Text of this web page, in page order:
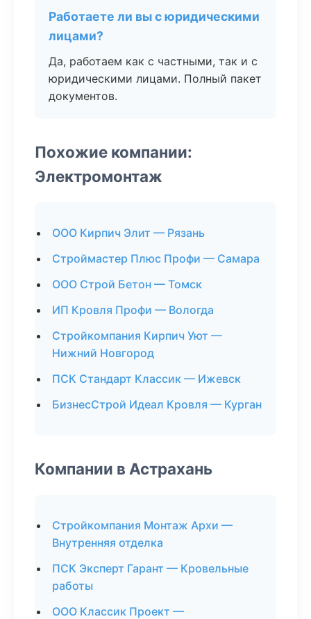
Работаете ли вы с юридическими
лицами?
Да, работаем как с частными, так и с
юридическими лицами. Полный пакет
документов.
Похожие компании:
Электромонтаж
ООО Кирпич Элит — Рязань
Строймастер Плюс Профи — Самара
ООО Строй Бетон — Томск
ИП Кровля Профи — Вологда
Стройкомпания Кирпич Уют —
Нижний Новгород
ПСК Стандарт Классик — Ижевск
БизнесСтрой Идеал Кровля — Курган
Компании в Астрахань
Стройкомпания Монтаж Архи —
Внутренняя отделка
ПСК Эксперт Гарант — Кровельные
работы
ООО Классик Проект —